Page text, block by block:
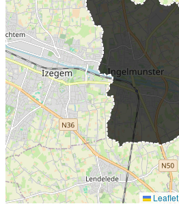
Leaflet